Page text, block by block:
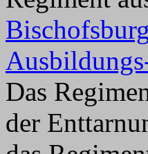
Bischofsburg
Das
der